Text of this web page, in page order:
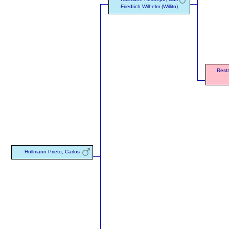
Hollmann Prieto, Carlos
Friedrich Wilhelm (Willito)